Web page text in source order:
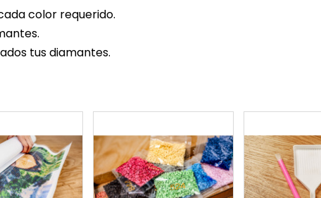
color requerido.
tus diamantes.